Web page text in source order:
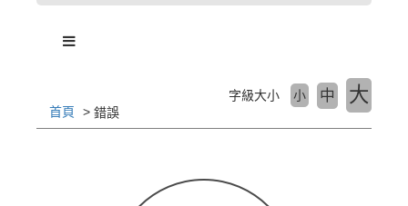
首頁 錯誤
字級大小 小 中 大